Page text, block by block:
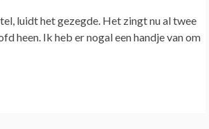
luidt het gezegde. Het zingt nu al twee
heen. Ik heb er nogal een handje van om